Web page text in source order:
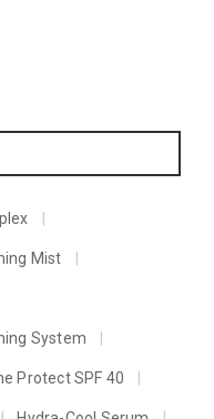
Mist
System
Protect SPF 40